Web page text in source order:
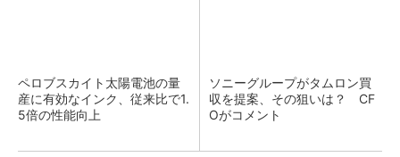
ペロブスカイト太陽電池の量
産に有効なインク、従来比で1.
5倍の性能向上
ソニーグループがタムロン買
収を提案、その狙いは？ CF
Oがコメント